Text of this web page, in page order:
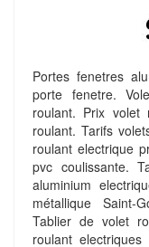
Portes fenetres
porte fenetre.
roulant. Prix volet
roulant. Tarifs
roulant electrique
pvc coulissante.
aluminium
métallique Saint-
Tablier de volet
roulant